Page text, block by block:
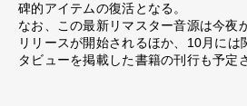
碑的アイテムの復活となる。
なお、この最新リマスター音源は今夜
リリースが開始されるほか、10月には
タビューを掲載した書籍の刊行も予定